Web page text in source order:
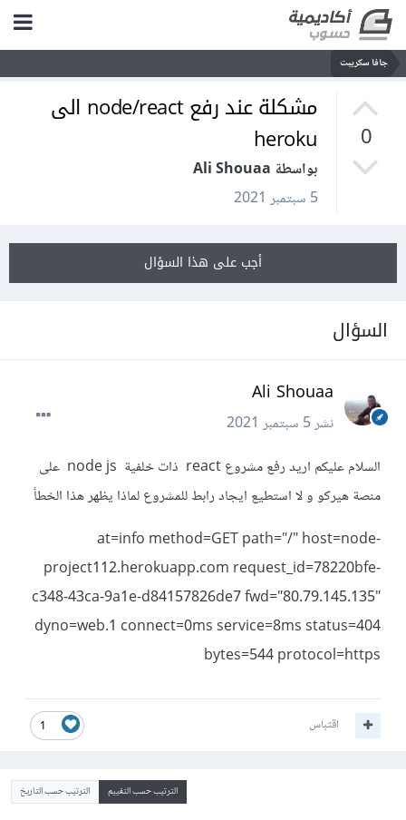
جافا سكريبت
0
مشكلة عند رفع node/react الى
heroku
بواسطة Ali Shouaa
5 سبتمبر 2021
أجب على هذا السؤال
السؤال
Ali Shouaa
نشر5 سبتمبر 2021
السلام عليكم اريد رفع مشروع react ذات خلفية node js على
منصة هيركو و لا استطيع ايجاد رابط للمشروع لماذا يظهر هذا الخطأ
at=info method=GET path="/" host=node-
project112.herokuapp.com request_id=78220bfe-
c348-43ca-9a1e-d84157826de7 fwd="80.79.145.135"
dyno=web.1 connect=0ms service=8ms status=404
bytes=544 protocol=https
1 اقتباس
الترتيب حسب التقييم الترتيب حسب التاريخ